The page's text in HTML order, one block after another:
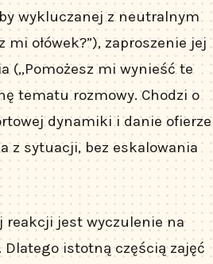
wykluczanej z neutralnym
mi ołówek?”), zaproszenie jej
(„Pomożesz mi wynieść te
tematu rozmowy. Chodzi o
dynamiki i danie ofierze
z sytuacji, bez eskalowania
reakcji jest wyczulenie na
Dlatego istotną częścią zajęć